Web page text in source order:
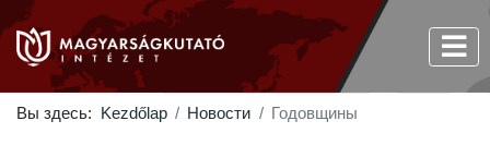
Вы здесь: Kezdőlap Новости Годовщины